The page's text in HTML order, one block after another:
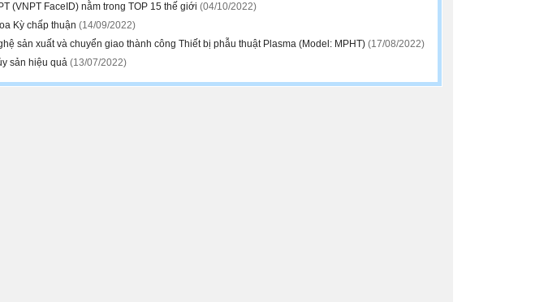
(VNPT FaceID) nằm trong TOP 15 thế giới (04/10/2022)
Kỳ chấp thuận (14/09/2022)
sản xuất và chuyển giao thành công Thiết bị phẫu thuật Plasma (Model: MPHT) (17/08/2022)
sản hiệu quả (13/07/2022)